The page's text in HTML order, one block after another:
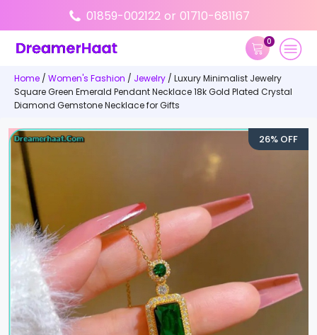
01859-002122 or 01710-681167
0
Home / Women's Fashion / Jewelry / Luxury Minimalist Jewelry
Square Green Emerald Pendant Necklace 18k Gold Plated Crystal
Diamond Gemstone Necklace for Gifts
26% OFF